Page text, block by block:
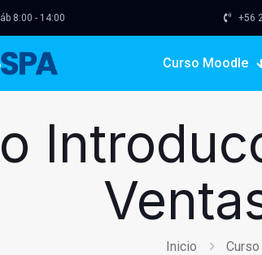
8:00 - 14:00 +56 2
Curso Moodle
Inicio